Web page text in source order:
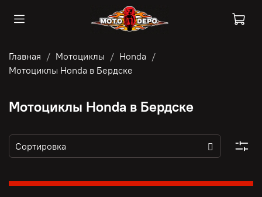
Главная Мотоциклы
Honda
Мотоциклы Honda в Бердске
Мотоциклы Honda в Бердске